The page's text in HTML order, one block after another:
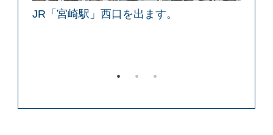
JR「宮崎駅」西口を出ます。